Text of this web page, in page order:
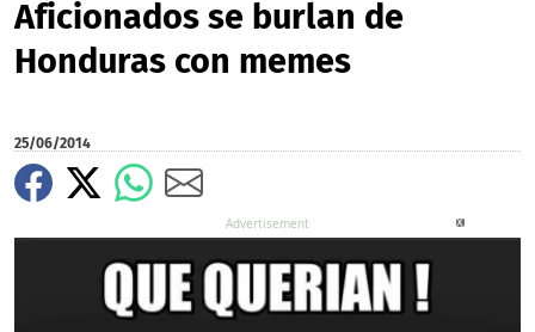
Aficionados se burlan de
Honduras con memes
25/06/2014
X